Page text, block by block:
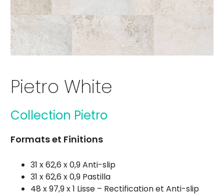
Pietro White
Collection Pietro
Formats et Finitions
31 x 62,6 x 0,9 Anti-slip
31 x 62,6 x 0,9 Pastilla
48 x 97,9 x 1 Lisse – Rectification et Anti-slip